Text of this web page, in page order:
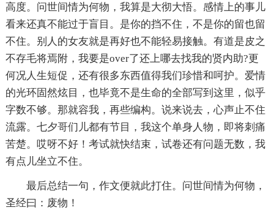
高度。问世间情为何物，我算是大彻大悟。感情上的事儿
看来还真不能过于盲目。是你的挡不住，不是你的留也留
不住。别人的女友就是再好也不能轻易接触。有道是皮之
不存毛将焉附，我要是over了还上哪去找我的贤内助?更
何况人生短促，还有很多东西值得我们珍惜和呵护。爱情
的光环固然炫目，也毕竟不是生命的全部写到这里，似乎
字数不够。那就容我，再些编构。说来说去，心声止不住
流露。七夕哥们儿都有节目，我这个单身人物，即将刺痛
苦楚。哎呀不好！考试就快结束，试卷还有问题无数，我
有点儿坐立不住。
最后总结一句，作文便就此打住。问世间情为何物，
圣经曰：废物！